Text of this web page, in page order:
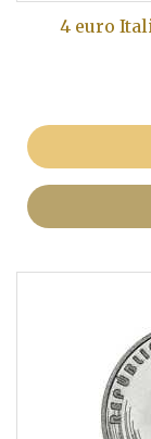
4 euro